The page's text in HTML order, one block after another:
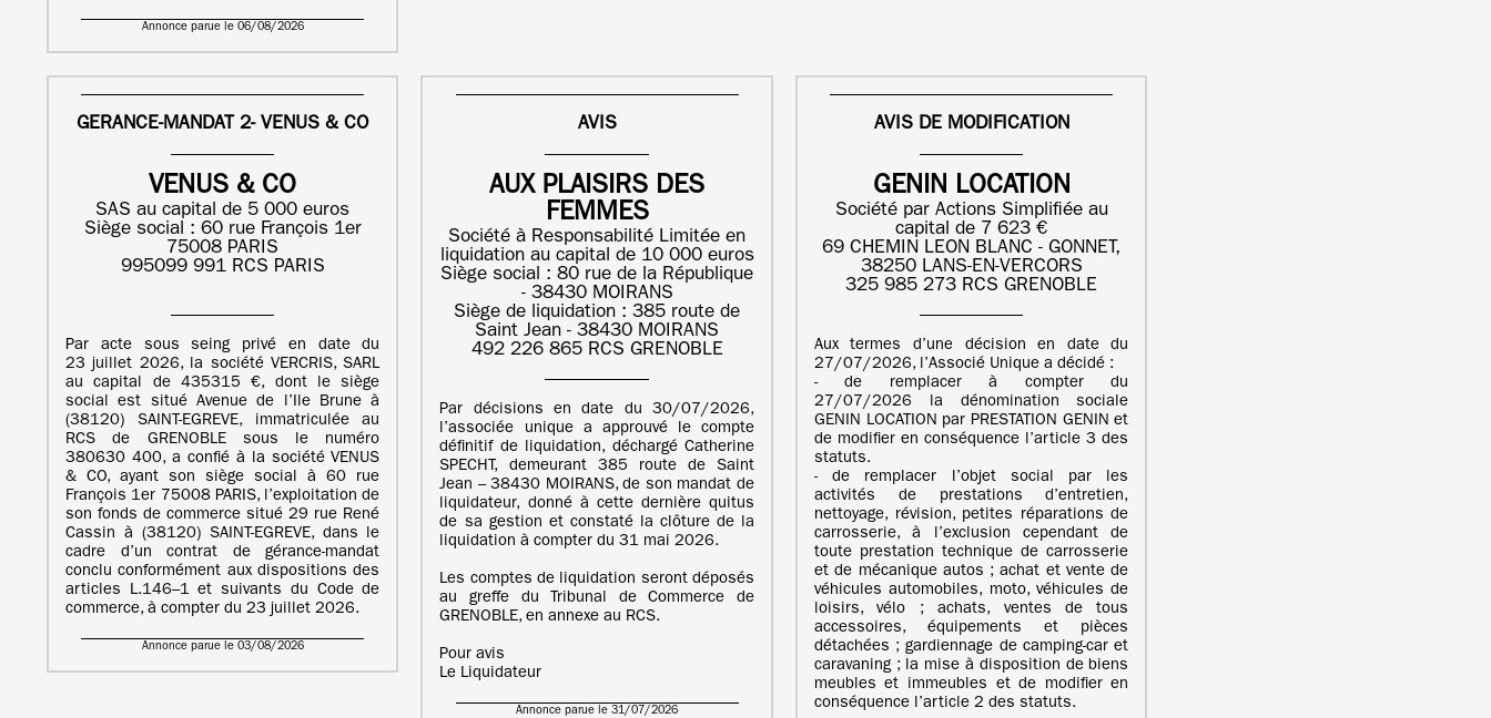
Annonce parue le 06/08/2026
GERANCE-MANDAT 2- VENUS & CO
VENUS & CO
SAS au capital de 5 000 euros
Siège social : 60 rue François 1er
75008 PARIS
995099 991 RCS PARIS
Par acte sous seing privé en date du
23 juillet 2026, la société VERCRIS, SARL
au capital de 435315 €, dont le siège
social est situé Avenue de l’Ile Brune à
(38120) SAINT-EGREVE, immatriculée au
RCS de GRENOBLE sous le numéro
380630 400, a confié à la société VENUS
& CO, ayant son siège social à 60 rue
François 1er 75008 PARIS, l’exploitation de
son fonds de commerce situé 29 rue René
Cassin à (38120) SAINT-EGREVE, dans le
cadre d’un contrat de gérance-mandat
conclu conformément aux dispositions des
articles L.146–1 et suivants du Code de
commerce, à compter du 23 juillet 2026.
Annonce parue le 03/08/2026
AVIS
AUX PLAISIRS DES
FEMMES
Société à Responsabilité Limitée en
liquidation au capital de 10 000 euros
Siège social : 80 rue de la République
- 38430 MOIRANS
Siège de liquidation : 385 route de
Saint Jean - 38430 MOIRANS
492 226 865 RCS GRENOBLE
Par décisions en date du 30/07/2026,
l’associée unique a approuvé le compte
définitif de liquidation, déchargé Catherine
SPECHT, demeurant 385 route de Saint
Jean – 38430 MOIRANS, de son mandat de
liquidateur, donné à cette dernière quitus
de sa gestion et constaté la clôture de la
liquidation à compter du 31 mai 2026.
Les comptes de liquidation seront déposés
au greffe du Tribunal de Commerce de
GRENOBLE, en annexe au RCS.
Pour avis
Le Liquidateur
Annonce parue le 31/07/2026
AVIS DE MODIFICATION
GENIN LOCATION
Société par Actions Simplifiée au
capital de 7 623 €
69 CHEMIN LEON BLANC - GONNET,
38250 LANS-EN-VERCORS
325 985 273 RCS GRENOBLE
Aux termes d’une décision en date du
27/07/2026, l’Associé Unique a décidé :
- de remplacer à compter du
27/07/2026 la dénomination sociale
GENIN LOCATION par PRESTATION GENIN et
de modifier en conséquence l’article 3 des
statuts.
- de remplacer l’objet social par les
activités de prestations d’entretien,
nettoyage, révision, petites réparations de
carrosserie, à l’exclusion cependant de
toute prestation technique de carrosserie
et de mécanique autos ; achat et vente de
véhicules automobiles, moto, véhicules de
loisirs, vélo ; achats, ventes de tous
accessoires, équipements et pièces
détachées ; gardiennage de camping-car et
caravaning ; la mise à disposition de biens
meubles et immeubles et de modifier en
conséquence l’article 2 des statuts.